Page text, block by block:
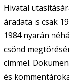
Hivatal
áradata is csak
1984 nyarán
csönd
címmel.
és